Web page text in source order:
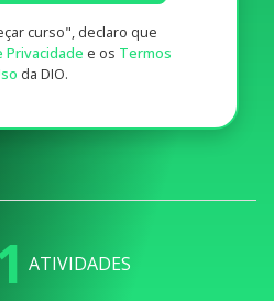
curso", declaro que
Privacidade e os Termos
da DIO.
ATIVIDADES